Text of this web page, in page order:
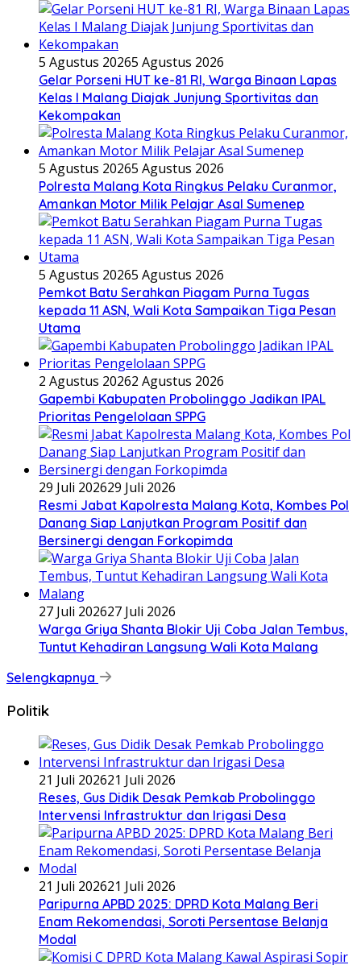
5 Agustus 20265 Agustus 2026
Gelar Porseni HUT ke-81 RI, Warga Binaan Lapas
Kelas I Malang Diajak Junjung Sportivitas dan
Kekompakan
5 Agustus 20265 Agustus 2026
Polresta Malang Kota Ringkus Pelaku Curanmor,
Amankan Motor Milik Pelajar Asal Sumenep
5 Agustus 20265 Agustus 2026
Pemkot Batu Serahkan Piagam Purna Tugas
kepada 11 ASN, Wali Kota Sampaikan Tiga Pesan
Utama
2 Agustus 20262 Agustus 2026
Gapembi Kabupaten Probolinggo Jadikan IPAL
Prioritas Pengelolaan SPPG
29 Juli 202629 Juli 2026
Resmi Jabat Kapolresta Malang Kota, Kombes Pol
Danang Siap Lanjutkan Program Positif dan
Bersinergi dengan Forkopimda
27 Juli 202627 Juli 2026
Warga Griya Shanta Blokir Uji Coba Jalan Tembus,
Tuntut Kehadiran Langsung Wali Kota Malang
Selengkapnya
Politik
21 Juli 202621 Juli 2026
Reses, Gus Didik Desak Pemkab Probolinggo
Intervensi Infrastruktur dan Irigasi Desa
21 Juli 202621 Juli 2026
Paripurna APBD 2025: DPRD Kota Malang Beri
Enam Rekomendasi, Soroti Persentase Belanja
Modal